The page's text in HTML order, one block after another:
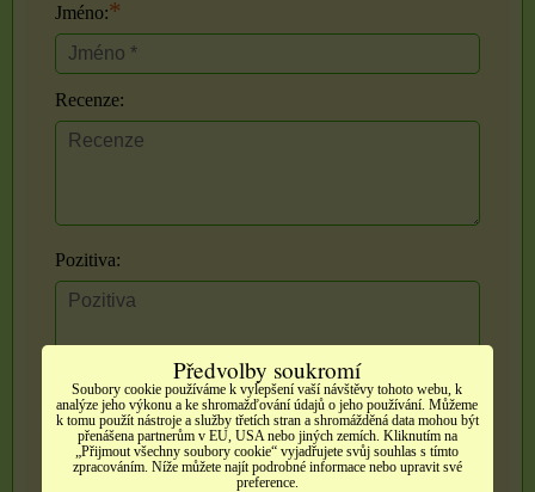
Jméno:*
Recenze:
Pozitiva:
Negativa:
Předvolby soukromí
Soubory cookie používáme k vylepšení vaší návštěvy tohoto webu, k
analýze jeho výkonu a ke shromažďování údajů o jeho používání. Můžeme
k tomu použít nástroje a služby třetích stran a shromážděná data mohou být
přenášena partnerům v EU, USA nebo jiných zemích. Kliknutím na
„Přijmout všechny soubory cookie“ vyjadřujete svůj souhlas s tímto
zpracováním. Níže můžete najít podrobné informace nebo upravit své
preference.